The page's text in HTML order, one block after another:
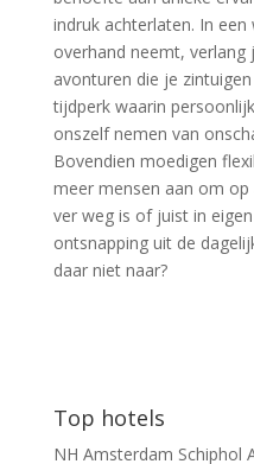
indruk achterlaten. In
overhand neemt,
avonturen die je
tijdperk waarin
onszelf nemen van
Bovendien moedigen
meer mensen aan om
ver weg is of juist in
ontsnapping uit de
daar niet naar?
Top hotels
NH Amsterdam Schiphol